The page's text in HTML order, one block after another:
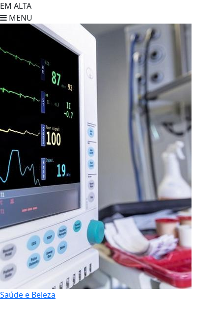
EM ALTA
MENU
Saúde e Beleza